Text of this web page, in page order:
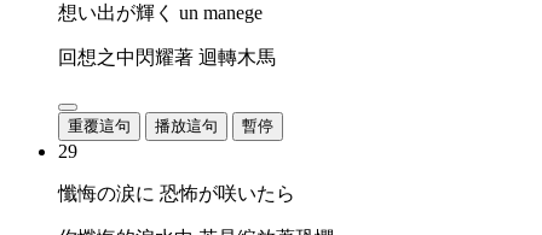
想い出が輝く un manege
回想之中閃耀著 迴轉木馬
重覆這句 播放這句 暫停
29
懺悔の涙に 恐怖が咲いたら